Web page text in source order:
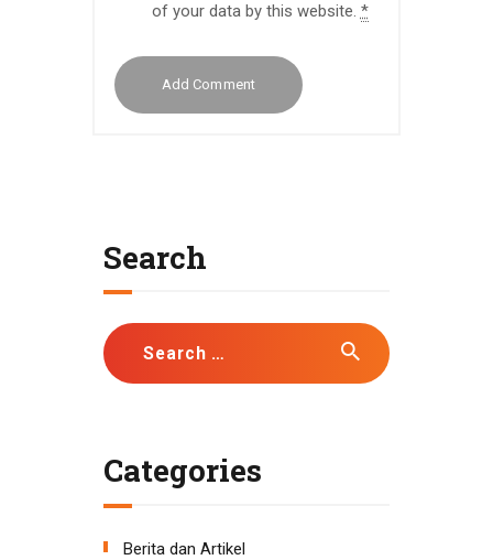
of your data by this website. *
Search
Search
for:
Categories
Berita dan Artikel